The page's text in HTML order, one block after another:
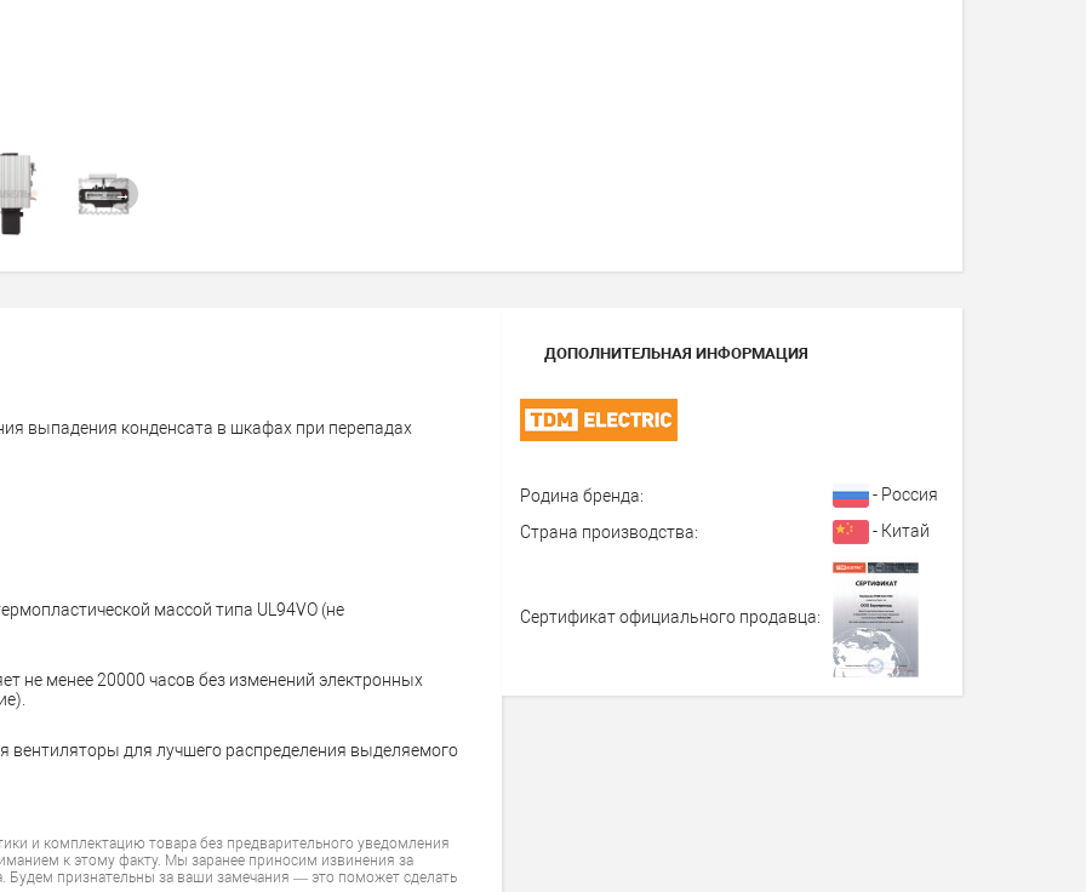
→
выпадения конденсата в шкафах при перепадах
массой типа UL94VO (не
не менее 20000 часов без изменений электронных
для лучшего распределения выделяемого
и комплектацию товара без предварительного уведомления
к этому факту. Мы заранее приносим извинения за
признательны за ваши замечания — это поможет сделать
ДОПОЛНИТЕЛЬНАЯ ИНФОРМАЦИЯ
Родина бренда:
- Россия
Страна производства:
- Китай
Сертификат официального продавца: